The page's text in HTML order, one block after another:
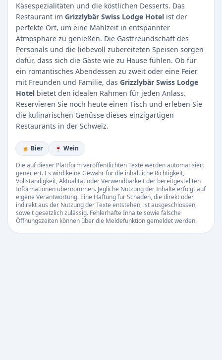
Käsespezialitäten und die köstlichen Desserts. Das
Restaurant im Grizzlybär Swiss Lodge Hotel ist der
perfekte Ort, um eine Mahlzeit in entspannter
Atmosphäre zu genießen. Die Gastfreundschaft des
Personals und die liebevoll zubereiteten Speisen sorgen
dafür, dass sich die Gäste wie zu Hause fühlen. Ob für
ein romantisches Abendessen zu zweit oder eine Feier
mit Freunden und Familie, das Grizzlybär Swiss Lodge
Hotel bietet den idealen Rahmen für jeden Anlass.
Reservieren Sie noch heute einen Tisch und erleben Sie
die kulinarischen Genüsse dieses einzigartigen
Restaurants in der Schweiz.
🍺 Bier
🍷 Wein
Die auf dieser Plattform veröffentlichten Texte werden automatisiert
generiert. Es wird keine Gewähr für die inhaltliche Richtigkeit,
Vollständigkeit, Aktualität oder Verwendbarkeit der bereitgestellten
Informationen übernommen. Jegliche Nutzung der Inhalte erfolgt auf
eigene Verantwortung. Eine Haftung für Schäden, die direkt oder
indirekt aus der Nutzung der Texte entstehen, ist ausgeschlossen,
soweit gesetzlich zulässig. Fehlerhafte Inhalte sowie falsche
Öffnungszeiten können über die Meldefunktion gemeldet werden.